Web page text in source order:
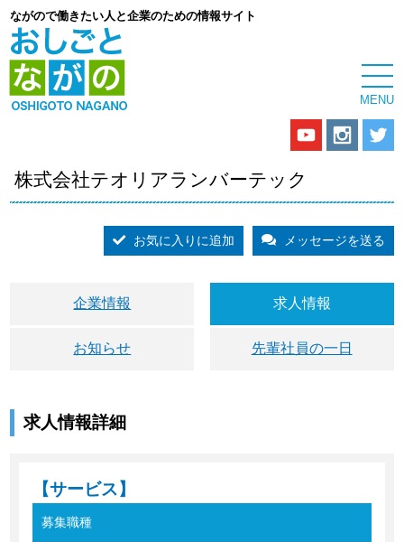
ながので働きたい人と企業のための情報サイト
株式会社テオリアランバーテック
お気に入りに追加 メッセージを送る
企業情報 求人情報
お知らせ 先輩社員の一日
求人情報詳細
【サービス】
募集職種